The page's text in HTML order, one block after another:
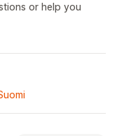
or help you